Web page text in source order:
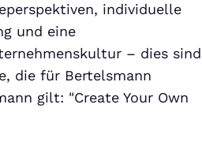
individuelle
und eine
– dies sind
die für Bertelsmann
gilt: "Create Your Own